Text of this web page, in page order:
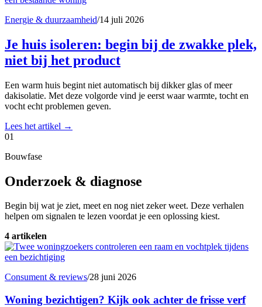
Energie & duurzaamheid/14 juli 2026
Je huis isoleren: begin bij de zwakke plek,
niet bij het product
Een warm huis begint niet automatisch bij dikker glas of meer
dakisolatie. Met deze volgorde vind je eerst waar warmte, tocht en
vocht echt problemen geven.
Lees het artikel →
01
Bouwfase
Onderzoek & diagnose
Begin bij wat je ziet, meet en nog niet zeker weet. Deze verhalen
helpen om signalen te lezen voordat je een oplossing kiest.
4 artikelen
Consument & reviews/28 juni 2026
Woning bezichtigen? Kijk ook achter de frisse verf